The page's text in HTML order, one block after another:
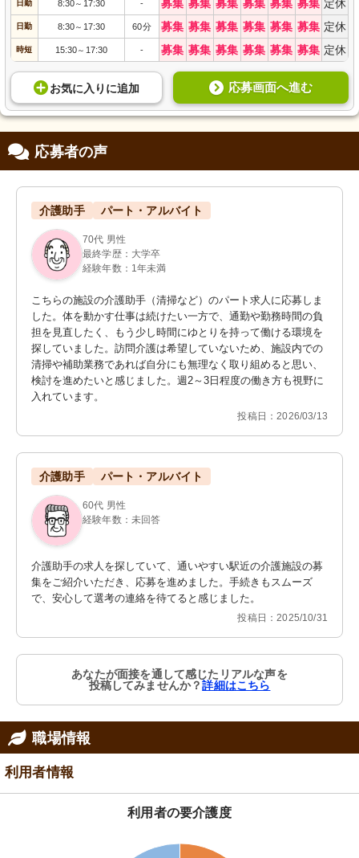
日勤 8:30～ 17:30 - 募集 募集 募集 募集 募集 募集 定休
日勤 8:30～ 17:30 60分 募集 募集 募集 募集 募集 募集 定休
時短 15:30～ 17:30 - 募集 募集 募集 募集 募集 募集 定休
お気に入り に追加 応募画面へ進む
応募者の声
介護助手 パート・アルバイト
70代 男性
最終学歴：大学卒
経験年数：1年未満
こちらの施設の介護助手（清掃など）のパート求人に応募しま
した。体を動かす仕事は続けたい一方で、通勤や勤務時間の負
担を見直したく、もう少し時間にゆとりを持って働ける環境を
探していました。訪問介護は希望していないため、施設内での
清掃や補助業務であれば自分にも無理なく取り組めると思い、
検討を進めたいと感じました。週2～3日程度の働き方も視野に
入れています。
投稿日：2026/03/13
介護助手 パート・アルバイト
60代 男性
経験年数：未回答
介護助手の求人を探していて、通いやすい駅近の介護施設の募
集をご紹介いただき、応募を進めました。手続きもスムーズ
で、安心して選考の連絡を待てると感じました。
投稿日：2025/10/31
あなたが面接を通して感じたリアルな声を
投稿してみませんか？詳細はこちら
職場情報
利用者情報
利用者の要介護度